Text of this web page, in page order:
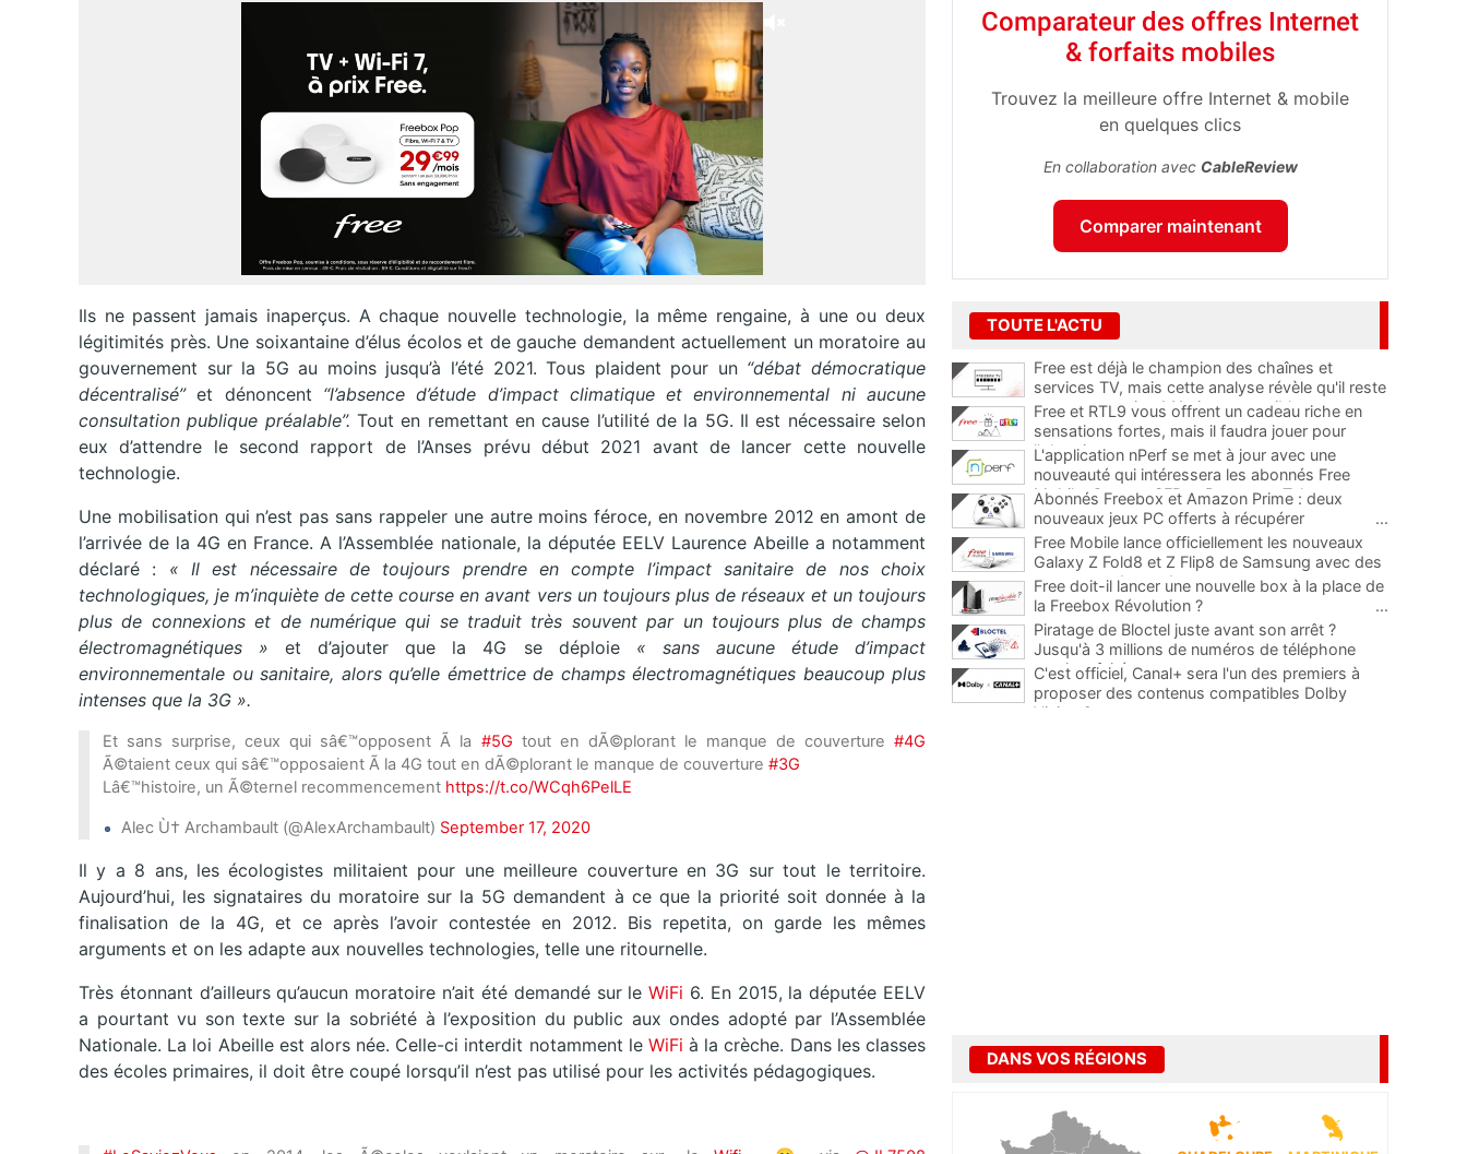
Ils ne passent jamais inaperçus. A chaque nouvelle technologie, la même rengaine, à une ou deux
légitimités près. Une soixantaine d’élus écolos et de gauche demandent actuellement un moratoire au
gouvernement sur la 5G au moins jusqu’à l’été 2021. Tous plaident pour un“débat démocratique
décentralisé”et dénoncent “l’absence d’étude d’impact climatique et environnemental ni aucune
consultation publique préalable”. Tout en remettant en cause l’utilité de la 5G. Il est nécessaire selon
eux d’attendre le second rapport de l’Anses prévu début 2021 avant de lancer cette nouvelle
technologie.
Une mobilisation qui n’est pas sans rappeler une autre moins féroce, en novembre 2012 en amont de
l’arrivée de la 4G en France. A l’Assemblée nationale, la députée EELV Laurence Abeille a notamment
déclaré : « Il est nécessaire de toujours prendre en compte l’impact sanitaire de nos choix
technologiques, je m’inquiète de cette course en avant vers un toujours plus de réseaux et un toujours
plus de connexions et de numérique qui se traduit très souvent par un toujours plus de champs
électromagnétiques » et d’ajouter que la 4G se déploie « sans aucune étude d’impact
environnementale ou sanitaire, alors qu’elle émettrice de champs électromagnétiques beaucoup plus
intenses que la 3G ».
Et sans surprise, ceux qui sâ€™opposent Ã la #5G tout en dÃ©plorant le manque de couverture #4G
Ã©taient ceux qui sâ€™opposaient Ã la 4G tout en dÃ©plorant le manque de couverture #3G
Lâ€™histoire, un Ã©ternel recommencement https://t.co/WCqh6PelLE
Alec Ù† Archambault (@AlexArchambault) September 17, 2020
Il y a 8 ans, les écologistes militaient pour une meilleure couverture en 3G sur tout le territoire.
Aujourd’hui, les signataires du moratoire sur la 5G demandent à ce que la priorité soit donnée à la
finalisation de la 4G, et ce après l’avoir contestée en 2012. Bis repetita, on garde les mêmes
arguments et on les adapte aux nouvelles technologies, telle une ritournelle.
Très étonnant d’ailleurs qu’aucun moratoire n’ait été demandé sur le WiFi 6. En 2015, la députée EELV
a pourtant vu son texte sur la sobriété à l’exposition du public aux ondes adopté par l’Assemblée
Nationale. La loi Abeille est alors née. Celle-ci interdit notamment leWiFià la crèche. Dans les classes
des écoles primaires, il doit être coupé lorsqu’il n’est pas utilisé pour les activités pédagogiques.
Comparateur des offres Internet
& forfaits mobiles
Trouvez la meilleure offre Internet & mobile
en quelques clics
En collaboration avec CableReview
Comparer maintenant
TOUTE L'ACTU
Free est déjà le champion des chaînes et
services TV, mais cette analyse révèle qu'il reste
encore au moins 141 ajouts possibles
Free et RTL9 vous offrent un cadeau riche en
sensations fortes, mais il faudra jouer pour
l'obtenir
L'application nPerf se met à jour avec une
nouveauté qui intéressera les abonnés Free
Mobile, Orange, SFR et Bouygues Telecom
Abonnés Freebox et Amazon Prime : deux
nouveaux jeux PC offerts à récupérer
...
Free Mobile lance officiellement les nouveaux
Galaxy Z Fold8 et Z Flip8 de Samsung avec des
promos et des cadeaux
...
Free doit-il lancer une nouvelle box à la place de
la Freebox Révolution ?
...
Piratage de Bloctel juste avant son arrêt ?
Jusqu'à 3 millions de numéros de téléphone
auraient fuité
C'est officiel, Canal+ sera l'un des premiers à
proposer des contenus compatibles Dolby
Vision 2
DANS VOS RÉGIONS